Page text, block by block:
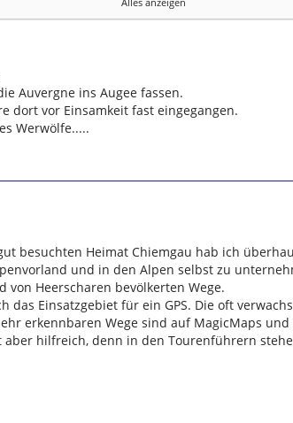
Auvergne ins Augee fassen.
dort vor Einsamkeit fast eingegangen.
Werwölfe.....
besuchten Heimat Chiemgau hab ich
und in den Alpen selbst zu
von Heerscharen bevölkerten Wege.
das Einsatzgebiet für ein GPS. Die oft
erkennbaren Wege sind auf MagicMaps und
aber hilfreich, denn in den Tourenführern